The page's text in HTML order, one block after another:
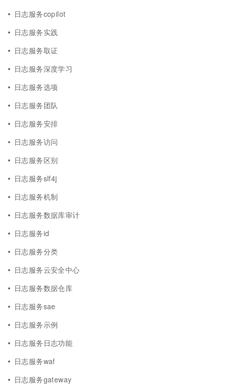
日志服务copilot
日志服务实践
日志服务取证
日志服务深度学习
日志服务选项
日志服务团队
日志服务安排
日志服务访问
日志服务区别
日志服务slf4j
日志服务机制
日志服务数据库审计
日志服务id
日志服务分类
日志服务云安全中心
日志服务数据仓库
日志服务sae
日志服务示例
日志服务日志功能
日志服务waf
日志服务gateway